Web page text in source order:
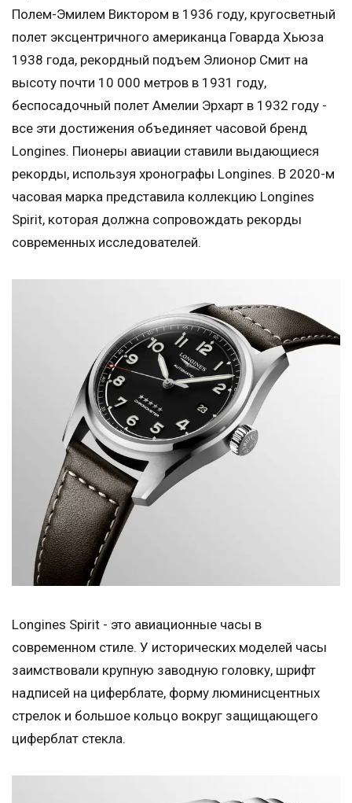
Полем-Эмилем Виктором в 1936 году, кругосветный
полет эксцентричного американца Говарда Хьюза
1938 года, рекордный подъем Элионор Смит на
высоту почти 10 000 метров в 1931 году,
беспосадочный полет Амелии Эрхарт в 1932 году -
все эти достижения объединяет часовой бренд
Longines. Пионеры авиации ставили выдающиеся
рекорды, используя хронографы Longines. В 2020-м
часовая марка представила коллекцию Longines
Spirit, которая должна сопровождать рекорды
современных исследователей.
Longines Spirit - это авиационные часы в
современном стиле. У исторических моделей часы
заимствовали крупную заводную головку, шрифт
надписей на циферблате, форму люминисцентных
стрелок и большое кольцо вокруг защищающего
циферблат стекла.